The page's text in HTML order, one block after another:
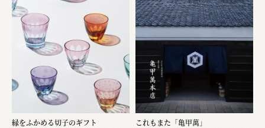
縁をふかめる切子のギフト これもまた「亀甲萬」